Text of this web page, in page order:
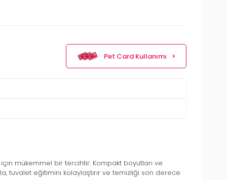
Pet Card Kullanımı
mükemmel bir tercihtir. Kompakt boyutları ve
tuvalet eğitimini kolaylaştırır ve temizliği son derece